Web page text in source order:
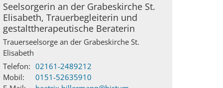
Seelsorgerin an der Grabeskirche St.
Elisabeth, Trauerbegleiterin und
gestalttherapeutische Beraterin
Trauerseelsorge an der Grabeskirche St.
Elisabeth
Telefon: 02161-2489212
Mobil:
0151-52635910